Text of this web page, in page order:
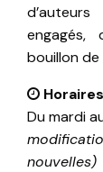
engagés,
bouillon de
Du mardi
nouvelles)